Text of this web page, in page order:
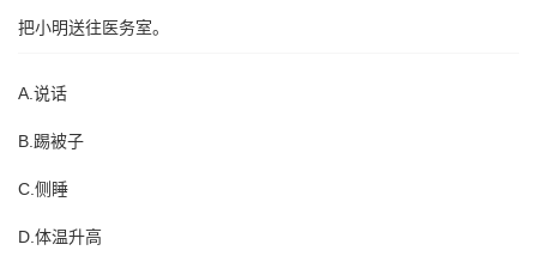
把小明送往医务室。
A.说话
B.踢被子
C.侧睡
D.体温升高